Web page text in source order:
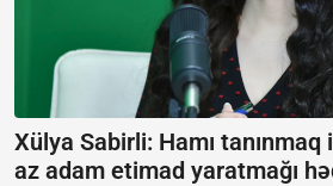
Xülya Sabirli: Hamı
az adam etimad yaratmağı